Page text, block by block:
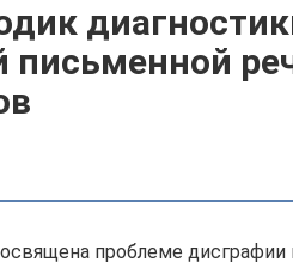
письменной
проблеме